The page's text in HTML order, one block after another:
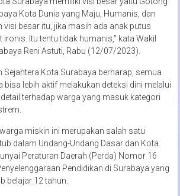
Kota Dunia yang Maju, Humanis, dan
visi besar itu, jika masih ada anak putus
Itu tentu tidak humanis,” kata Wakil
Reni Astuti, Rabu (12/07/2023).
Sejahtera Kota Surabaya berharap, semua
bisa lebih aktif melakukan deteksi dini melalui
terhadap warga yang masuk kategori
miskin ini merupakan salah satu
dalam Undang-Undang Dasar dan Kota
Peraturan Daerah (Perda) Nomor 16
Pendidikan di Surabaya yang
belajar 12 tahun.